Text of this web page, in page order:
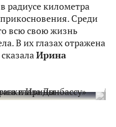
радиусе километра
Среди
всю свою жизнь
В их глазах отражена
Ирина